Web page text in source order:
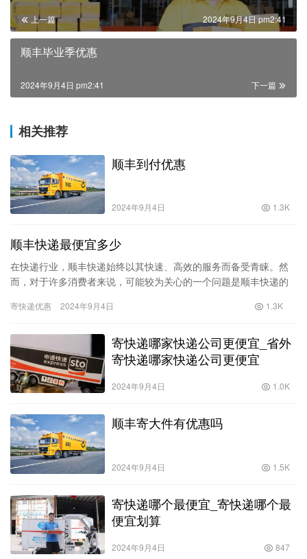
上一篇 2024年9月4日 pm2:41
顺丰毕业季优惠
下一篇
2024年9月4日 pm2:41
相关推荐
顺丰到付优惠
2024年9月4日 1.3K
顺丰快递最便宜多少
在快递行业，顺丰快递始终以其快速、高效的服务而备受青睐。然
而，对于许多消费者来说，可能较为关心的一个问题是顺丰快递的
牌形象…
寄快递优惠 2024年9月4日 1.3K
寄快递哪家快递公司更便宜_省外
寄快递哪家快递公司更便宜
2024年9月4日 1.0K
顺丰寄大件有优惠吗
2024年9月4日 1.5K
寄快递哪个最便宜_寄快递哪个最
便宜划算
2024年9月4日 847